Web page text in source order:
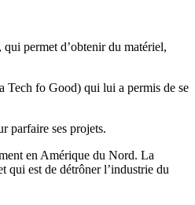
permet d’obtenir du matériel,
Tech fo Good) qui lui a permis de se
parfaire ses projets.
en Amérique du Nord. La
qui est de détrôner l’industrie du